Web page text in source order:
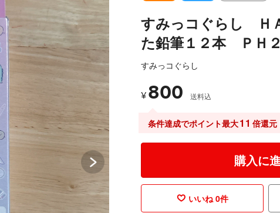
すみっコぐらし Ｈ
た鉛筆１２本 ＰＨ
すみっコぐらし
¥ 800 送料込
条件達成でポイント最大11 倍還元
購入に
いいね 0件